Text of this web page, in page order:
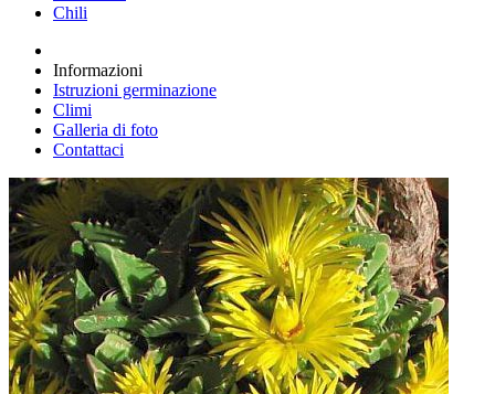
Chili
Informazioni
Istruzioni germinazione
Climi
Galleria di foto
Contattaci